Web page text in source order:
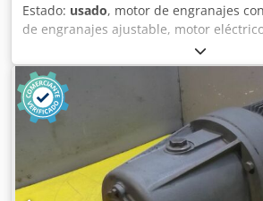
Estado: usado, motor de engranajes
de engranajes ajustable, motor
engranaje: SEW, tipo: R72-43-V01 -
SEW, tipo: VUF1DT80K-6 -Potencia del
Rango de velocidad: 1,2-6 RPM -Motor:
de transmisión: Ø 40 mm -Diseño: B3 -
disponibles Dsdpfsc Nnaxex Afmock -
Dimensiones: 700/230/A410 mm -Peso: